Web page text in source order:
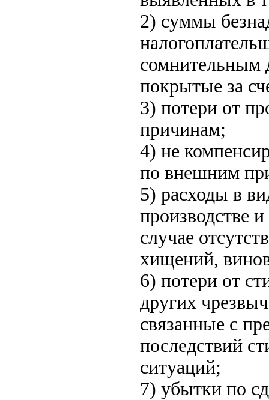
2) суммы
сомнительным
покрытые за
3) потери от
причинам;
4) не
по внешним
5) расходы в
производстве
случае
хищений,
6) потери от
других
связанные с
последствий
ситуаций;
7) убытки по